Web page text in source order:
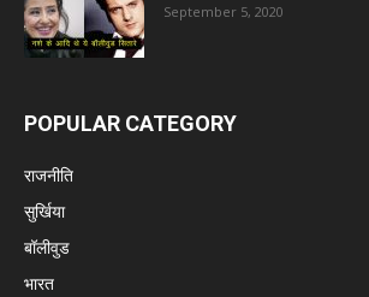
September 5, 2020
POPULAR CATEGORY
राजनीति
सुर्खिया
बॉलीवुड
भारत